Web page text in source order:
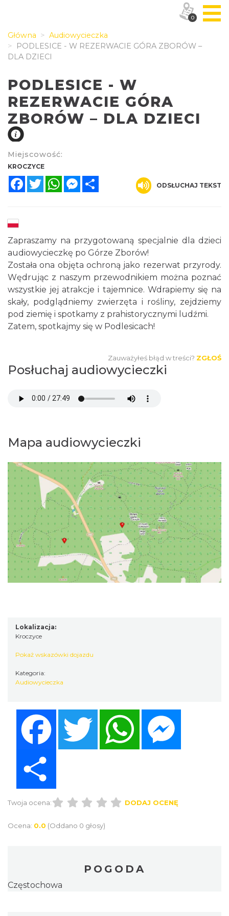
Główna
Audiowycieczka
PODLESICE - W REZERWACIE GÓRA ZBORÓW –
DLA DZIECI
PODLESICE - W
REZERWACIE GÓRA
ZBORÓW – DLA DZIECI
Miejscowość:
KROCZYCE
FacebookTwitterWhatsAppMessenger
ODSŁUCHAJ TEKST
Zapraszamy na przygotowaną specjalnie dla dzieci
audiowycieczkę po Górze Zborów!
Została ona objęta ochroną jako rezerwat przyrody.
Wędrując z naszym przewodnikiem można poznać
wszystkie jej atrakcje i tajemnice. Wdrapiemy się na
skały, podglądniemy zwierzęta i rośliny, zejdziemy
pod ziemię i spotkamy z prahistorycznymi ludźmi.
Zatem, spotkajmy się w Podlesicach!
Zauważyłeś błąd w treści? ZGŁOŚ
Posłuchaj audiowycieczki
Mapa audiowycieczki
Lokalizacja:
Kroczyce
Pokaż wskazówki dojazdu
Kategoria:
Audiowycieczka
Twitter WhatsApp
Twoja ocena: DODAJ OCENĘ
Ocena: 0.0 (Oddano 0 głosy)
POGODA
Częstochowa
0